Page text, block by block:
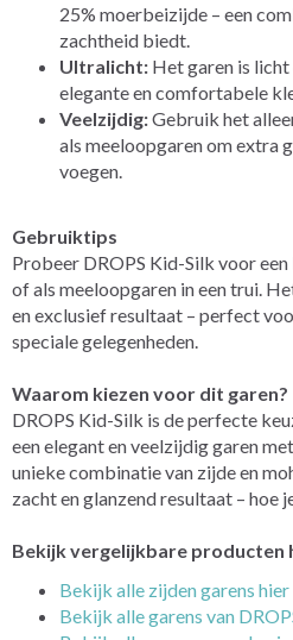
25% moerbeizijde – een
zachtheid biedt.
Ultralicht: Het garen is
elegante en comfortabele
Veelzijdig:Gebruik het
als meeloopgaren om extra
voegen.
Gebruiktips
Probeer DROPS Kid-Silk voor
of als meeloopgaren in een trui.
en exclusief resultaat – perfect
speciale gelegenheden.
Waarom kiezen voor dit garen?
DROPS Kid-Silk is de perfecte
een elegant en veelzijdig garen
unieke combinatie van zijde en
zacht en glanzend resultaat – hoe
Bekijk vergelijkbare producten
Bekijk alle zijden garens hier
Bekijk alle garens van